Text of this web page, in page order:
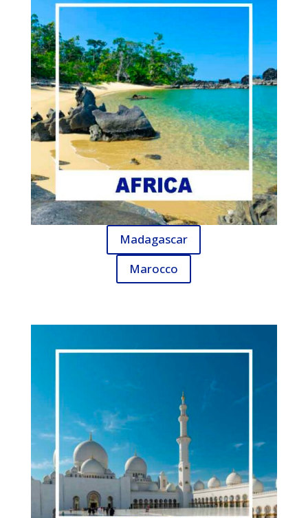
Madagascar
Marocco